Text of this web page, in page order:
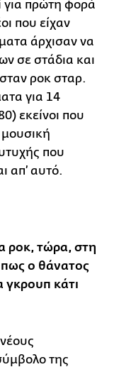
για πρώτη φορά
που είχαν
άρχισαν να
σε στάδια και
ροκ σταρ.
για 14
εκείνοι που
που
απ’ αυτό.
ροκ, τώρα, στη
ο θάνατος
γκρουπ κάτι
της